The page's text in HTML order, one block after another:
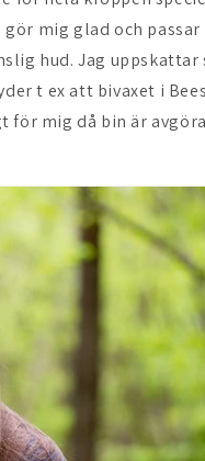
mig glad och
hud. Jag
t ex att bivaxet i
mig då bin är